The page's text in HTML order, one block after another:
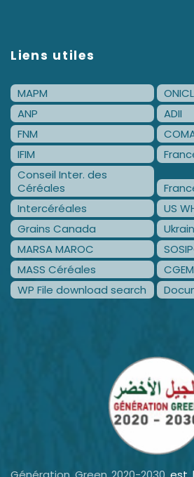
Liens utiles
MAPM
ONICL
ANP
ADII
FNM
IFIM
Conseil Inter. des
Céréales
Intercéréales
US
Grains Canada
MARSA MAROC
MASS Céréales
CGEM
WP File download search